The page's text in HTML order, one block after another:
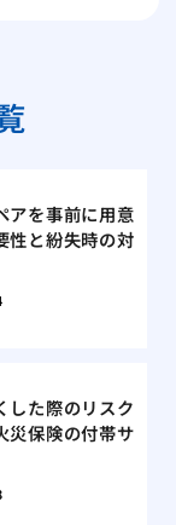
アを事前に用意
性と紛失時の対
した際のリスク
災保険の付帯サ